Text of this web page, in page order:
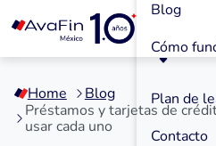
contenido
Blog
Cómo
Plan de
Contacto
Home
Blog
Préstamos y tarjetas de
usar cada uno